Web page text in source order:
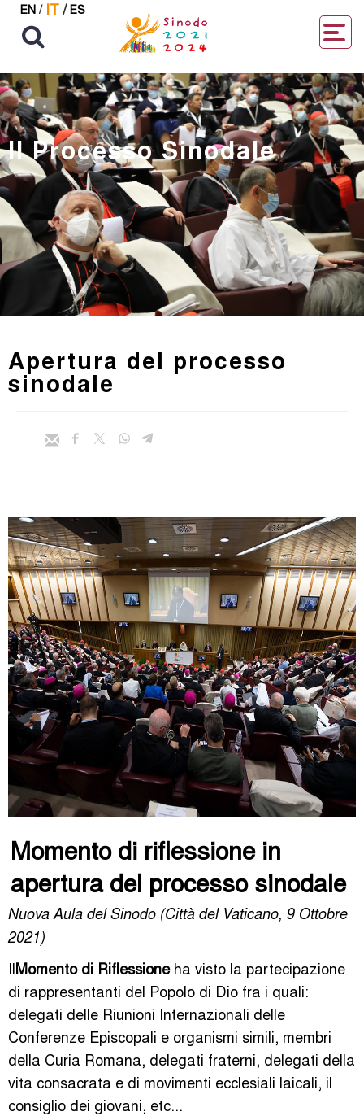
EN / IT/ ES
Il Processo Sinodale
Apertura del processo
sinodale
Momento di riflessione in
apertura del processo sinodale
Nuova Aula del Sinodo (Città del Vaticano, 9 Ottobre
2021)
IlMomento di Riflessioneha visto la partecipazione
di rappresentanti del Popolo di Dio fra i quali:
delegati delle Riunioni Internazionali delle
Conferenze Episcopali e organismi simili, membri
della Curia Romana, delegati fraterni, delegati della
vita consacrata e di movimenti ecclesiali laicali, il
consiglio dei giovani, etc...